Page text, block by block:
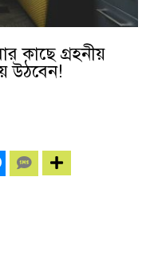
কাছে গ্রহনীয়
উঠবেন!